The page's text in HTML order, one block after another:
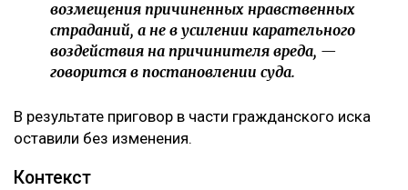
– Компенсация морального вреда не является
мерой уголовной ответственности и не
может рассматриваться как способ усиления
дополнительного воздействия на
причинителя вреда. Назначение компенсации
предоставлении потерпевшему денежного